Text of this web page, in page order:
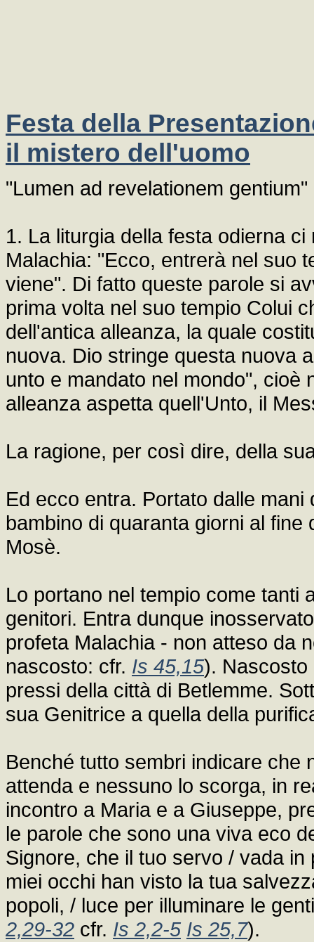
Festa della
il mistero dell'uomo
"Lumen ad revelationem
1. La liturgia della festa odierna
Malachia: "Ecco, entrerà nel suo
viene". Di fatto queste parole si
prima volta nel suo tempio Colui
dell'antica alleanza, la quale
nuova. Dio stringe questa nuova
unto e mandato nel mondo", cioè
alleanza aspetta quell'Unto, il
La ragione, per così dire, della
Ed ecco entra. Portato dalle
bambino di quaranta giorni al
Mosè.
Lo portano nel tempio come tanti
genitori. Entra dunque
profeta Malachia - non atteso da
nascosto: cfr. Is 45,15). Nascosto
pressi della città di Betlemme.
sua Genitrice a quella della
Benché tutto sembri indicare che
attenda e nessuno lo scorga, in
incontro a Maria e a Giuseppe,
le parole che sono una viva eco
Signore, che il tuo servo / vada
miei occhi han visto la tua
popoli, / luce per illuminare le
2,29-32 cfr. Is 2,2-5 Is 25,7).